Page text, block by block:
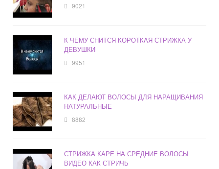
9021
К ЧЕМУ СНИТСЯ КОРОТКАЯ СТРИЖКА У
ДЕВУШКИ
9951
КАК ДЕЛАЮТ ВОЛОСЫ ДЛЯ НАРАЩИВАНИЯ
НАТУРАЛЬНЫЕ
8882
СТРИЖКА КАРЕ НА СРЕДНИЕ ВОЛОСЫ
ВИДЕО КАК СТРИЧЬ